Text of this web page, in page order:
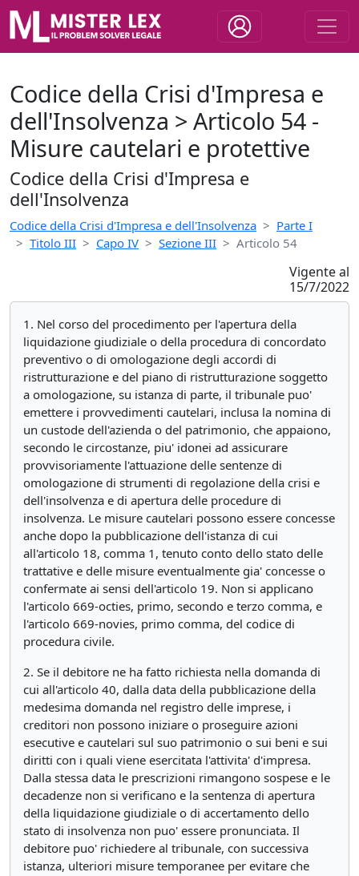
Codice della Crisi d'Impresa e
dell'Insolvenza > Articolo 54 -
Misure cautelari e protettive
Codice della Crisi d'Impresa e
dell'Insolvenza
Codice della Crisi d'Impresa e dell'Insolvenza
Parte I
Titolo III
Capo IV Sezione III Articolo 54
Vigente al
15/7/2022
1. Nel corso del procedimento per l'apertura della
liquidazione giudiziale o della procedura di concordato
preventivo o di omologazione degli accordi di
ristrutturazione e del piano di ristrutturazione soggetto
a omologazione, su istanza di parte, il tribunale puo'
emettere i provvedimenti cautelari, inclusa la nomina di
un custode dell'azienda o del patrimonio, che appaiono,
secondo le circostanze, piu' idonei ad assicurare
provvisoriamente l'attuazione delle sentenze di
omologazione di strumenti di regolazione della crisi e
dell'insolvenza e di apertura delle procedure di
insolvenza. Le misure cautelari possono essere concesse
anche dopo la pubblicazione dell'istanza di cui
all'articolo 18, comma 1, tenuto conto dello stato delle
trattative e delle misure eventualmente gia' concesse o
confermate ai sensi dell'articolo 19. Non si applicano
l'articolo 669-octies, primo, secondo e terzo comma, e
l'articolo 669-novies, primo comma, del codice di
procedura civile.
2. Se il debitore ne ha fatto richiesta nella domanda di
cui all'articolo 40, dalla data della pubblicazione della
medesima domanda nel registro delle imprese, i
creditori non possono iniziare o proseguire azioni
esecutive e cautelari sul suo patrimonio o sui beni e sui
diritti con i quali viene esercitata l'attivita' d'impresa.
Dalla stessa data le prescrizioni rimangono sospese e le
decadenze non si verificano e la sentenza di apertura
della liquidazione giudiziale o di accertamento dello
stato di insolvenza non puo' essere pronunciata. Il
debitore puo' richiedere al tribunale, con successiva
istanza, ulteriori misure temporanee per evitare che